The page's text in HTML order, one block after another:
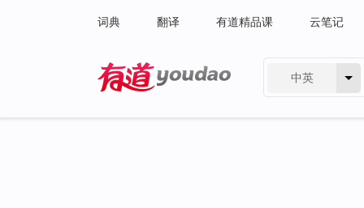
词典 翻译 有道精品课 云笔记
中英